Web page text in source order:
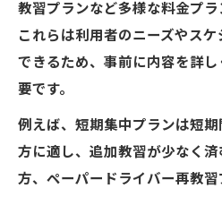
教習プランなど多様な料金プラ
これらは利用者のニーズやス
できるため、事前に内容を詳
要です。
例えば、短期集中プランは短
方に適し、追加教習が少なく
方、ペーパードライバー再教